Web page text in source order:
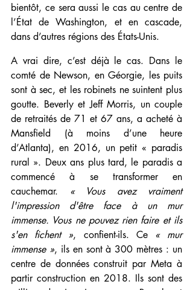
bientôt, ce sera aussi le cas au centre de
l’État de Washington, et en cascade,
dans d’autres régions des États-Unis.
A vrai dire, c’est déjà le cas. Dans le
comté de Newson, en Géorgie, les puits
sont à sec, et les robinets ne suintent plus
goutte. Beverly et Jeff Morris, un couple
de retraités de 71 et 67 ans, a acheté à
Mansfield (à moins d’une heure
d’Atlanta), en 2016, un petit « paradis
rural ». Deux ans plus tard, le paradis a
commencé à se transformer en
cauchemar. « Vous avez vraiment
l'impression d'être face à un mur
immense. Vous ne pouvez rien faire et ils
s'en fichent », confient-ils. Ce « mur
immense », ils en sont à 300 mètres : un
centre de données construit par Meta à
partir construction en 2018. Ils sont des